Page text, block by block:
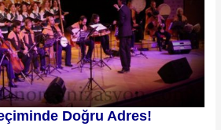
Doğru Adres!